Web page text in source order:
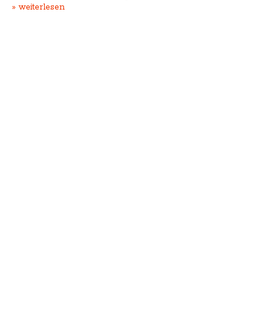
» weiterlesen